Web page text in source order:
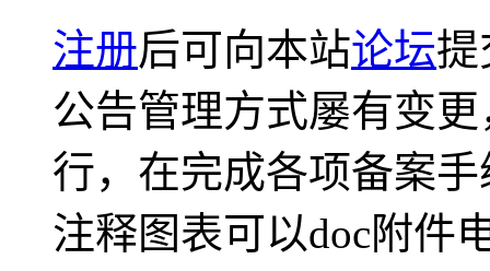
注册后可向本站论坛提
公告管理方式屡有变
行，在完成各项备案
注释图表可以doc附件